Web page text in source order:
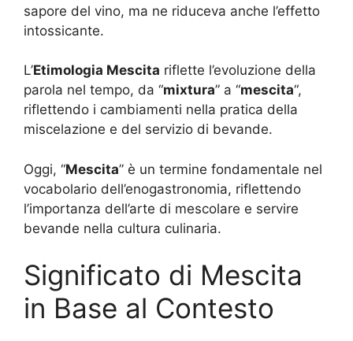
sapore del vino, ma ne riduceva anche l’effetto
intossicante.
L’Etimologia Mescita riflette l’evoluzione della
parola nel tempo, da “mixtura” a “mescita“,
riflettendo i cambiamenti nella pratica della
miscelazione e del servizio di bevande.
Oggi, “Mescita” è un termine fondamentale nel
vocabolario dell’enogastronomia, riflettendo
l’importanza dell’arte di mescolare e servire
bevande nella cultura culinaria.
Significato di Mescita
in Base al Contesto